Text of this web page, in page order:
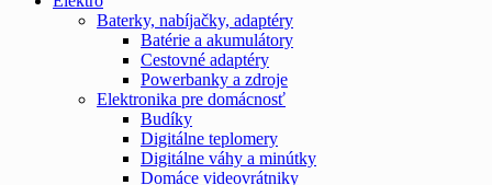
Baterky, nabíjačky, adaptéry
Batérie a akumulátory
Cestovné adaptéry
Powerbanky a zdroje
Elektronika pre domácnosť
Budíky
Digitálne teplomery
Digitálne váhy a minútky
Domáce videovrátniky